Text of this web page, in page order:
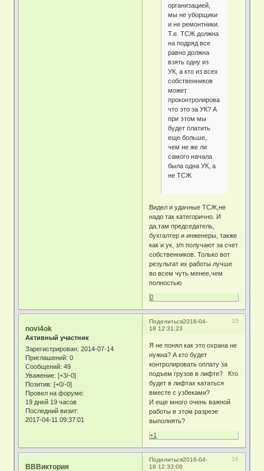
организацией,
мы не уборщики
и не ремонтники.
Т.е. ТСЖ должна
на подряд все
равно должна
взять одну из
УК, а кто из всех
собственников
может
проконтролировать,
что это за УК? А
при этом мы
будет платить
еще больше,
чем не же ли
самого начала
была одна УК, а
не ТСЖ
Видел и удачные ТСЖ,не
надо так категорично. И
да,там председатель,
бухгалтер и инженеры, также
как и ук, з/п получают за счет
собственников. Только вот
результат их работы лучше
во всем чуть менее,чем
полностью
0
Поделиться 15
2016-04-
18 12:31:23
novi4ok
Активный участник
Зарегистрирован: 2014-07-14
Приглашений: 0
Сообщений: 49
Уважение: [+3/-0]
Позитив: [+0/-0]
Провел на форуме:
19 дней 19 часов
Последний визит:
2017-04-11 09:37:01
Я не понял как это охрана не
нужна? А кто будет
контролировать оплату за
подъем грузов в лифте? Кто
будет в лифтах кататься
вместе с узбеками?
И еще много очень важной
работы в этом разрезе
выполнять?
+1
Поделиться 16
2016-04-
18 12:33:06
ВВВиктория